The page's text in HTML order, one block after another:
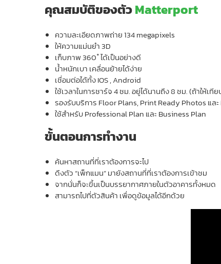
คุณสมบัติของตัวMatterport
ความละเอียดภาพถ่าย 134 megapixels
ให้ความแม่นยำ 3D
เก็บภาพ 360 ํ ได้เป็นอย่างดี
น้ำหนักเบา เคลื่อนย้ายได้ง่าย
เชื่อมต่อได้ทั้ง IOS , Android
ใช้เวลาในการชาร์จ 4 ชม. อยู่ได้นานถึง 8 ชม. (ถ้าให้
รองรับบริการ Floor Plans, Print Ready Photos แล
ใช้สำหรับ Professional Plan และ Business Plan
ขั้นตอนการทำงาน
ค้นหาสถานที่ที่เราต้องการจะไป
ดึงตัว “เพ็กแมน” มายังสถานที่ที่เราต้องการเข้าชม
จากนั่นก็จะขึ้นเป็นบรรยากาศภายในตัวอาคารทั้งหมด
สามารถไปที่ตัวสินค้า เพื่อดูข้อมูลได้อีกด้วย